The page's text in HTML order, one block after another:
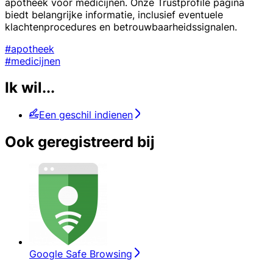
biedt belangrijke informatie, inclusief eventuele
klachtenprocedures en betrouwbaarheidssignalen.
#apotheek
#medicijnen
Ik wil...
Een geschil indienen
Ook geregistreerd bij
Google Safe Browsing